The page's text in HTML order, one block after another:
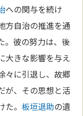
への関与を続け
方自治の推進を通
。彼の努力は、後
大きな影響を与え
々に引退し、故郷
が、その思想と活
た。板垣退助の遺